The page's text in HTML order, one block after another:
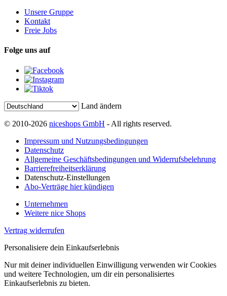
Unsere Gruppe
Kontakt
Freie Jobs
Folge uns auf
Land ändern
© 2010-2026 niceshops GmbH - All rights reserved.
Impressum und Nutzungsbedingungen
Datenschutz
Allgemeine Geschäftsbedingungen und Widerrufsbelehrung
Barrierefreiheitserklärung
Datenschutz-Einstellungen
Abo-Verträge hier kündigen
Unternehmen
Weitere nice Shops
Vertrag widerrufen
Personalisiere dein Einkaufserlebnis
Nur mit deiner individuellen Einwilligung verwenden wir Cookies
und weitere Technologien, um dir ein personalisiertes
Einkaufserlebnis zu bieten.